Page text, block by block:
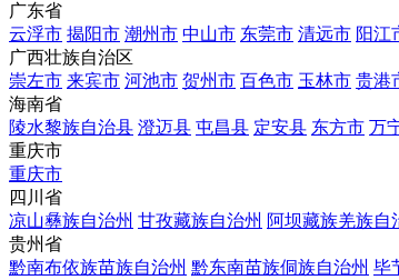
广东省
云浮市 揭阳市 潮州市 中山市 东莞市 清远市 阳江
广西壮族自治区
崇左市 来宾市 河池市 贺州市 百色市 玉林市 贵港
海南省
陵水黎族自治县 澄迈县 屯昌县 定安县 东方市 万
重庆市
重庆市
四川省
凉山彝族自治州 甘孜藏族自治州 阿坝藏族羌族自
贵州省
黔南布依族苗族自治州 黔东南苗族侗族自治州 毕